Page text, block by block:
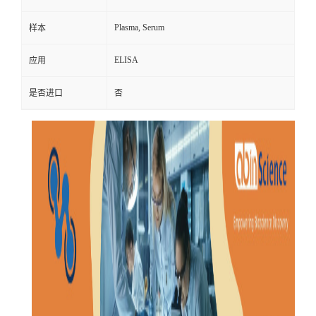
样本 Plasma, Serum
应用 ELISA
是否进口 否